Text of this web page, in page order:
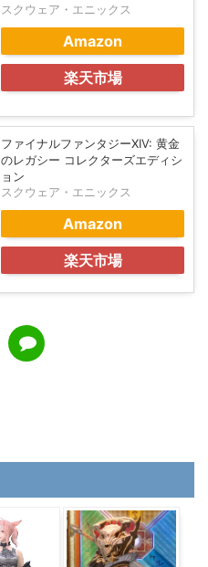
スクウェア・エニックス
Amazon
楽天市場
ファイナルファンタジーXIV: 黄金
のレガシー コレクターズエディシ
ョン
スクウェア・エニックス
Amazon
楽天市場